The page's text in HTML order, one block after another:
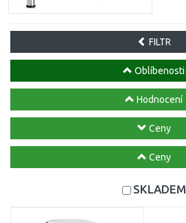
FILTR
Oblíbenosti
Hodnocení
Ceny
Ceny
SKLADEM